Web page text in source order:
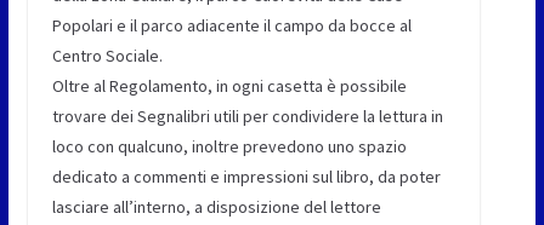
Popolari e il parco adiacente il campo da bocce al
Centro Sociale.
Oltre al Regolamento, in ogni casetta è possibile
trovare dei Segnalibri utili per condividere la lettura in
loco con qualcuno, inoltre prevedono uno spazio
dedicato a commenti e impressioni sul libro, da poter
lasciare all’interno, a disposizione del lettore